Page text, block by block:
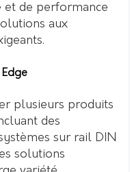
et de performance
aux
plusieurs produits
des
sur rail DIN
solutions